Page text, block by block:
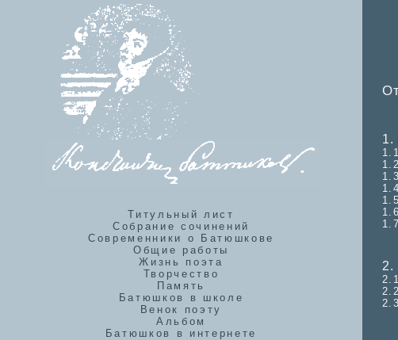
Титульный лист
Собрание сочинений
Современники о Батюшкове
Общие работы
Жизнь поэта
Творчество
Память
Батюшков в школе
Венок поэту
Альбом
Батюшков в интернете
1.
2.